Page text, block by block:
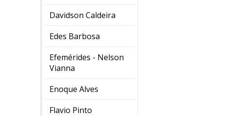
Davidson Caldeira
Edes Barbosa
Efemérides - Nelson
Vianna
Enoque Alves
Flavio Pinto